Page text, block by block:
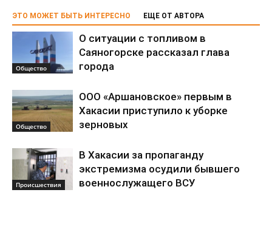
ЭТО МОЖЕТ БЫТЬ ИНТЕРЕСНО ЕЩЕ ОТ АВТОРА
Общество
О ситуации с топливом в
Саяногорске рассказал глава
города
Общество
ООО «Аршановское» первым в
Хакасии приступило к уборке
зерновых
Происшествия
В Хакасии за пропаганду
экстремизма осудили бывшего
военнослужащего ВСУ